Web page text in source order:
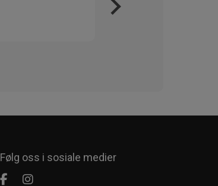
Følg oss i sosiale medier